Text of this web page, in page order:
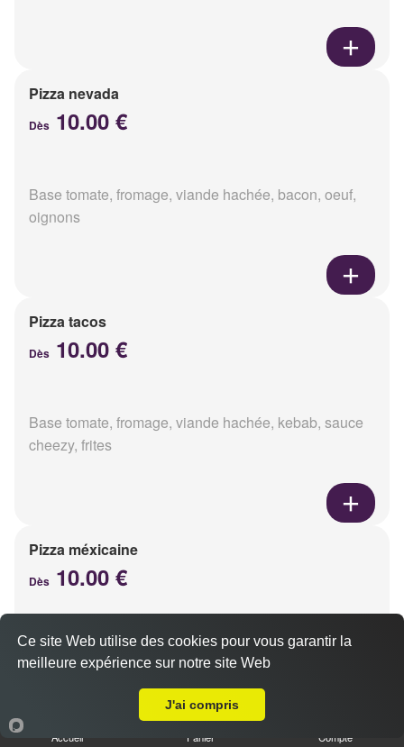
Pizza nevada
Dès 10.00 €
Base tomate, fromage, viande hachée, bacon, oeuf,
oignons
Pizza tacos
Dès 10.00 €
Base tomate, fromage, viande hachée, kebab, sauce
cheezy, frites
Pizza méxicaine
Dès 10.00 €
Base sauce barbecue, fromage, viande hachée,
chorizo, poivrons
Accueil Panier Compte
Ce site Web utilise des cookies pour vous garantir la
meilleure expérience sur notre site Web
J'ai compris